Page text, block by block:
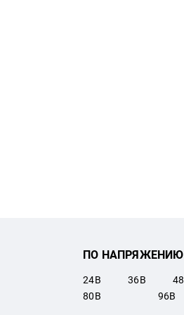
ПО НАПРЯЖЕНИЮ
24В 36В 48
80В 96В